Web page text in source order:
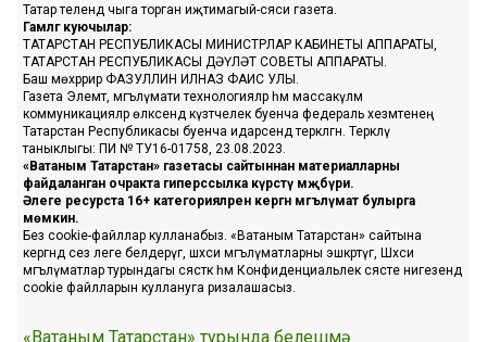
Татар телендә чыга торган иҗтимагый-сәяси газета.
Гамәлгә куючылар:
ТАТАРСТАН РЕСПУБЛИКАСЫ МИНИСТРЛАР КАБИНЕТЫ АППАРАТЫ,
ТАТАРСТАН РЕСПУБЛИКАСЫ ДӘҮЛӘТ СОВЕТЫ АППАРАТЫ.
Баш мөхәррир ФАЗУЛЛИН ИЛНАЗ ФАИС УЛЫ.
Газета Элемтә, мәгълүмати технологияләр һәм массакүләм
коммуникацияләр өлкәсендә күзәтчелек буенча федераль хезмәтенең
Татарстан Республикасы буенча идарәсендә теркәлгән. Теркәлү
таныклыгы: ПИ № ТУ16-01758, 23.08.2023.
«Ватаным Татарстан» газетасы сайтыннан материалларны
файдаланган очракта гиперссылка күрсәтү мәҗбүри.
Әлеге ресурста 16+ категорияләренә кергән мәгълүмат булырга
мөмкин.
Без cookie-файллар кулланабыз. «Ватаным Татарстан» сайтына
кергәндә сез әлеге белдерүгә, шәхси мәгълүматларны эшкәртүгә, Шәхси
мәгълүматлар турындагы сәясәткә һәм Конфиденциальлек сәясәте нигезендә
cookie файлларын куллануга ризалашасыз.
«Ватаным Татарстан» турында белешмә